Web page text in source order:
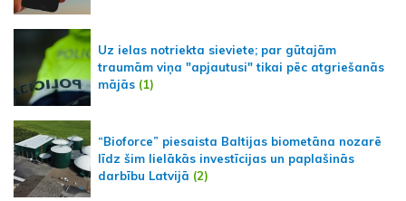
Uz ielas notriekta sieviete; par gūtajām
traumām viņa "apjautusi" tikai pēc atgriešanās
mājās (1)
“Bioforce” piesaista Baltijas biometāna nozarē
līdz šim lielākās investīcijas un paplašinās
darbību Latvijā (2)